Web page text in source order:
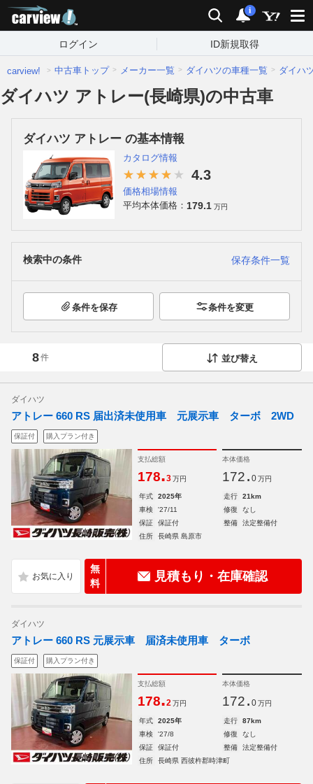
検索 通知
i
ログイン ID新規取得
carview! 中古車トップ メーカー一覧 ダイハツの車種一覧 ダイハ
ダイハツ アトレー(長崎県)の中古車
ダイハツ アトレー の基本情報
カタログ情報
4.3
価格相場情報
平均本体価格： 179.1 万円
検索中の条件 保存条件一覧
条件を保存 条件を変更
8件 並び替え
ダイハツ
アトレー 660 RS 届出済未使用車 元展示車 ターボ 2WD
保証付 購入プラン付き
支払総額
178.3 万円
本体価格
172. 0 万円
年式 2025年 走行
21km
車検
'27/11 修復
なし
保証
保証付 整備
法定整備付
住所
長崎県 島原市
無
料
見積もり・在庫確認
ダイハツ
アトレー 660 RS 元展示車 届済未使用車 ターボ
保証付 購入プラン付き
支払総額
178.2 万円
本体価格
172. 0 万円
年式 2025年 走行
87km
車検
'27/8 修復
なし
保証
保証付 整備
法定整備付
住所
長崎県 西彼杵郡時津町